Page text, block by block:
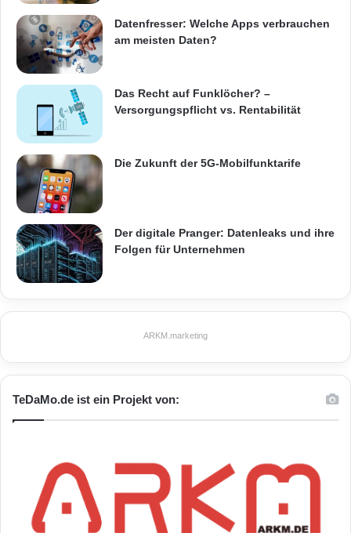
Datenfresser: Welche Apps verbrauchen
am meisten Daten?
Das Recht auf Funklöcher? –
Versorgungspflicht vs. Rentabilität
Die Zukunft der 5G-Mobilfunktarife
Der digitale Pranger: Datenleaks und ihre
Folgen für Unternehmen
ARKM.marketing
TeDaMo.de ist ein Projekt von: